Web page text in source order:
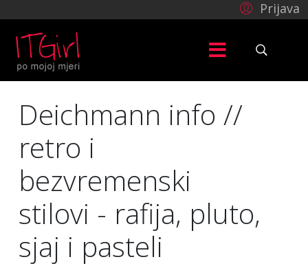
Prijava
Deichmann info //
retro i
bezvremenski
stilovi - rafija, pluto,
sjaj i pasteli